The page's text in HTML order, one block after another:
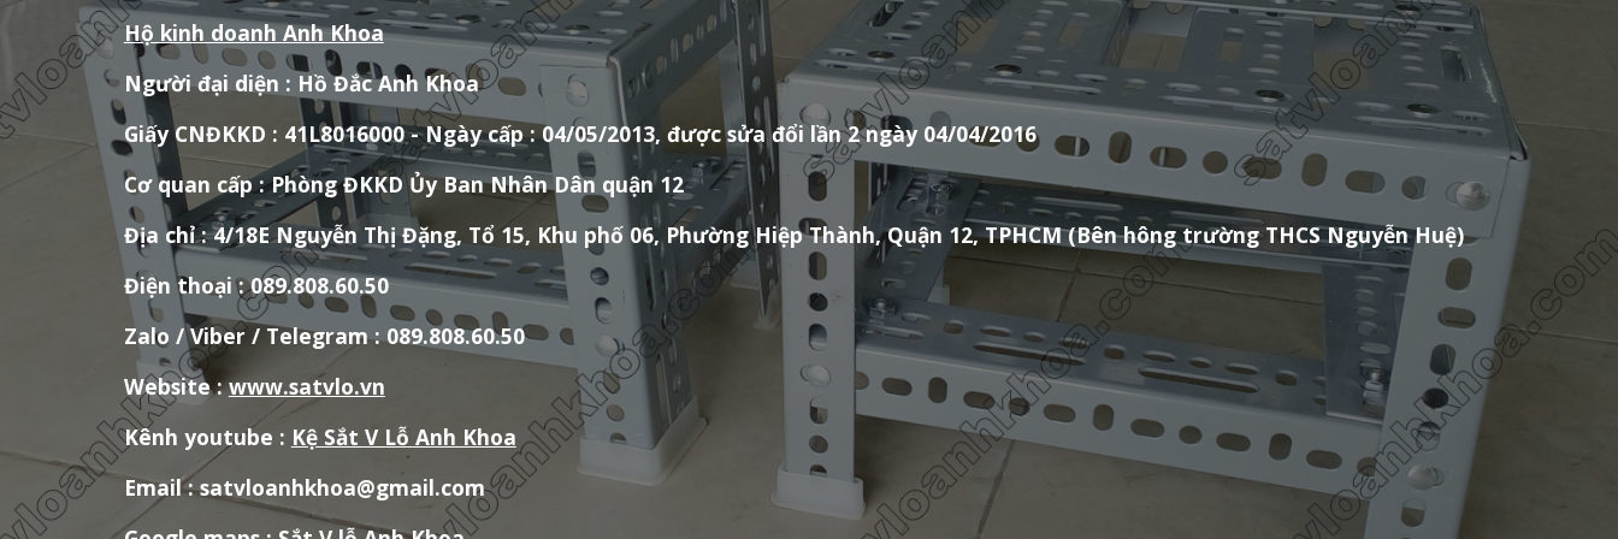
Hộ kinh doanh Anh Khoa
Người đại diện : Hồ Đắc Anh Khoa
Giấy CNĐKKD : 41L8016000 - Ngày cấp : 04/05/2013, được sửa đổi lần 2 ngày 04/04/2016
Cơ quan cấp : Phòng ĐKKD Ủy Ban Nhân Dân quận 12
Địa chỉ : 4/18E Nguyễn Thị Đặng, Tổ 15, Khu phố 06, Phường Hiệp Thành, Quận 12, TPHCM (Bên hông trường THCS Nguyễn Huệ)
Điện thoại : 089.808.60.50
Zalo / Viber / Telegram : 089.808.60.50
Website :www.satvlo.vn
Kênh youtube : Kệ Sắt V Lỗ Anh Khoa
Email : satvloanhkhoa@gmail.com